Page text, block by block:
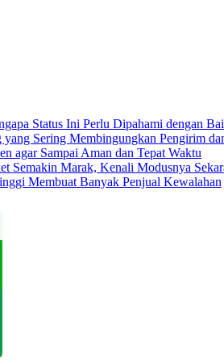
Status Ini Perlu Dipahami dengan
Sering Membingungkan Pengirim
agar Sampai Aman dan Tepat Waktu
Semakin Marak, Kenali Modusnya
Membuat Banyak Penjual Kewalahan